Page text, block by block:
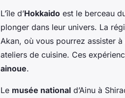
L’île d’Hokkaido est le berceau
plonger dans leur univers. La
Akan, où vous pourrez assister
ateliers de cuisine. Ces
ainoue.
Le musée national d’Ainu à